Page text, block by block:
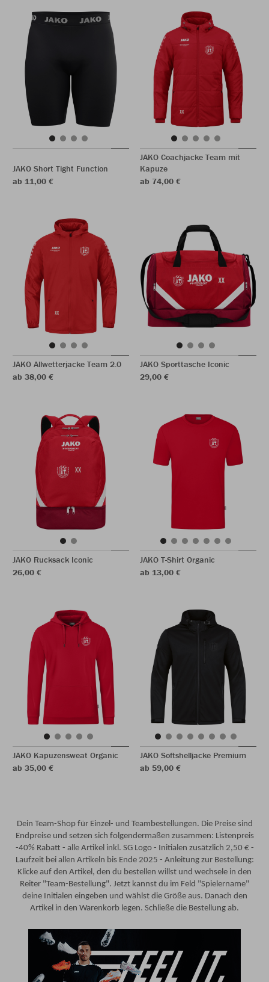
JAKO Short Tight Function
ab 11,00 €
JAKO Coachjacke Team mit
Kapuze
ab 74,00 €
JAKO Allwetterjacke Team 2.0
ab 38,00 €
JAKO Sporttasche Iconic
29,00 €
JAKO Rucksack Iconic
26,00 €
JAKO T-Shirt Organic
ab 13,00 €
JAKO Kapuzensweat Organic
ab 35,00 €
JAKO Softshelljacke Premium
ab 59,00 €
Dein Team-Shop für Einzel- und Teambestellungen. Die Preise sind
Endpreise und setzen sich folgendermaßen zusammen: Listenpreis
-40% Rabatt - alle Artikel inkl. SG Logo - Initialen zusätzlich 2,50 € -
Laufzeit bei allen Artikeln bis Ende 2025 - Anleitung zur Bestellung:
Klicke auf den Artikel, den du bestellen willst und wechsele in den
Reiter "Team-Bestellung". Jetzt kannst du im Feld "Spielername"
deine Initialen eingeben und wählst die Größe aus. Danach den
Artikel in den Warenkorb legen. Schließe die Bestellung ab.